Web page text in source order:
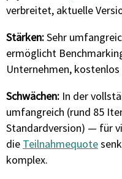
verbreitet, aktuelle
Stärken:Sehr
ermöglicht
Unternehmen,
Schwächen: In der
umfangreich (rund 85
Standardversion) — für
die Teilnahmequote
komplex.